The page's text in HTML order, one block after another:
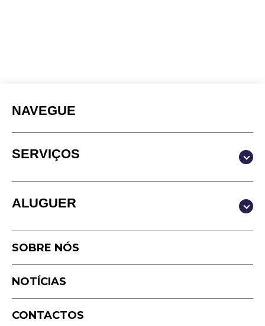
NAVEGUE
SERVIÇOS
Produção & Conteúdos
Vídeo
Podcast
Timelapse
Drone
ALUGUER
Estúdio
Equipamento
SOBRE NÓS
NOTÍCIAS
CONTACTOS